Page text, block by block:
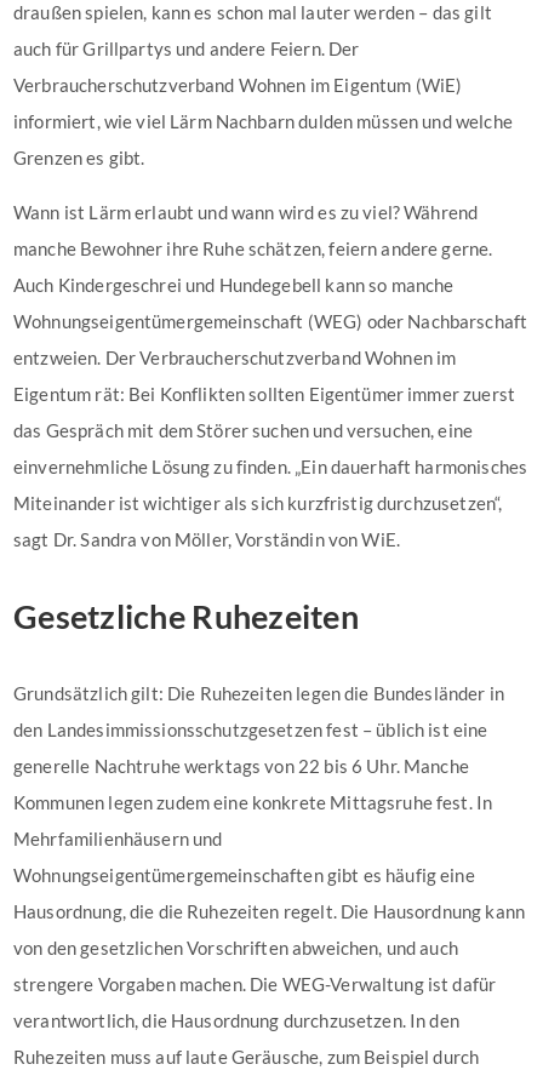
draußen spielen, kann es schon mal lauter werden – das gilt
auch für Grillpartys und andere Feiern. Der
Verbraucherschutzverband Wohnen im Eigentum (WiE)
informiert, wie viel Lärm Nachbarn dulden müssen und welche
Grenzen es gibt.
Wann ist Lärm erlaubt und wann wird es zu viel? Während
manche Bewohner ihre Ruhe schätzen, feiern andere gerne.
Auch Kindergeschrei und Hundegebell kann so manche
Wohnungseigentümergemeinschaft (WEG) oder Nachbarschaft
entzweien. Der Verbraucherschutzverband Wohnen im
Eigentum rät: Bei Konflikten sollten Eigentümer immer zuerst
das Gespräch mit dem Störer suchen und versuchen, eine
einvernehmliche Lösung zu finden. „Ein dauerhaft harmonisches
Miteinander ist wichtiger als sich kurzfristig durchzusetzen“,
sagt Dr. Sandra von Möller, Vorständin von WiE.
Gesetzliche Ruhezeiten
Grundsätzlich gilt: Die Ruhezeiten legen die Bundesländer in
den Landesimmissionsschutzgesetzen fest – üblich ist eine
generelle Nachtruhe werktags von 22 bis 6 Uhr. Manche
Kommunen legen zudem eine konkrete Mittagsruhe fest. In
Mehrfamilienhäusern und
Wohnungseigentümergemeinschaften gibt es häufig eine
Hausordnung, die die Ruhezeiten regelt. Die Hausordnung kann
von den gesetzlichen Vorschriften abweichen, und auch
strengere Vorgaben machen. Die WEG-Verwaltung ist dafür
verantwortlich, die Hausordnung durchzusetzen. In den
Ruhezeiten muss auf laute Geräusche, zum Beispiel durch